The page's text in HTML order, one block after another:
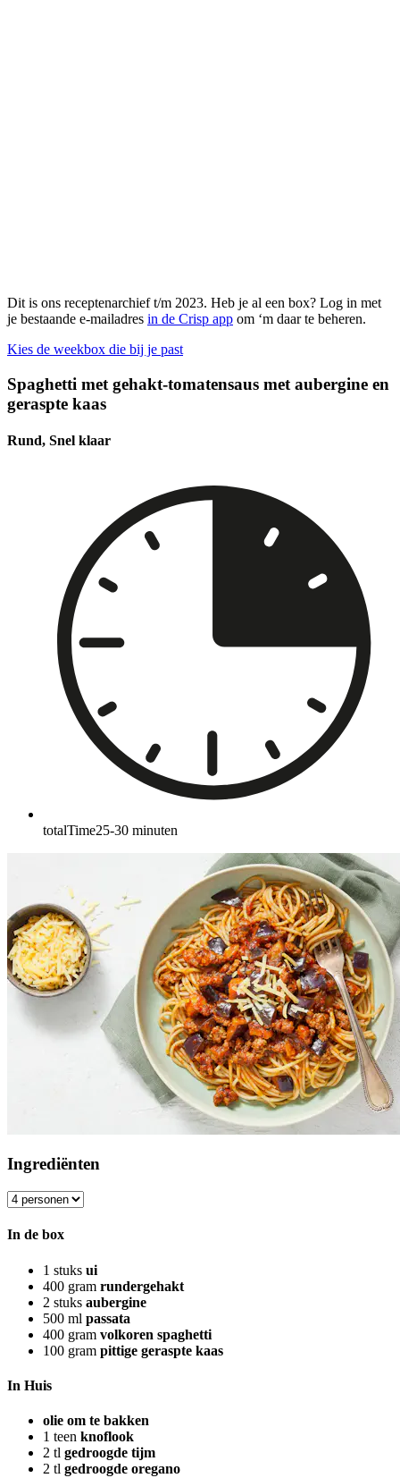
Dit is ons receptenarchief t/m 2023. Heb je al een box? Log in met
je bestaande e-mailadres in de Crisp app om ‘m daar te beheren.
Kies de weekbox die bij je past
Spaghetti met gehakt-tomatensaus met aubergine en
geraspte kaas
Rund, Snel klaar
totalTime25-30 minuten
Ingrediënten
In de box
1 stuks ui
400 gram rundergehakt
2 stuks aubergine
500 ml passata
400 gram volkoren spaghetti
100 gram pittige geraspte kaas
In Huis
olie om te bakken
1 teen knoflook
2 tl gedroogde tijm
2 tl gedroogde oregano